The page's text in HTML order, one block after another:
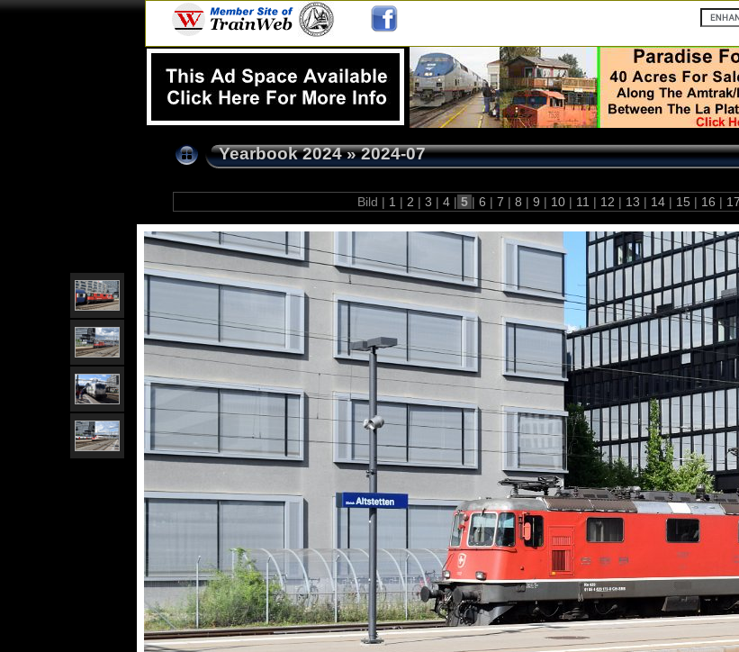
Yearbook 2024»2024-07
Bild | 1 | 2 | 3 | 4 | 5 | 6 | 7 | 8 | 9 | 10 | 11 | 12 | 13 | 14 | 15 | 16 | 17